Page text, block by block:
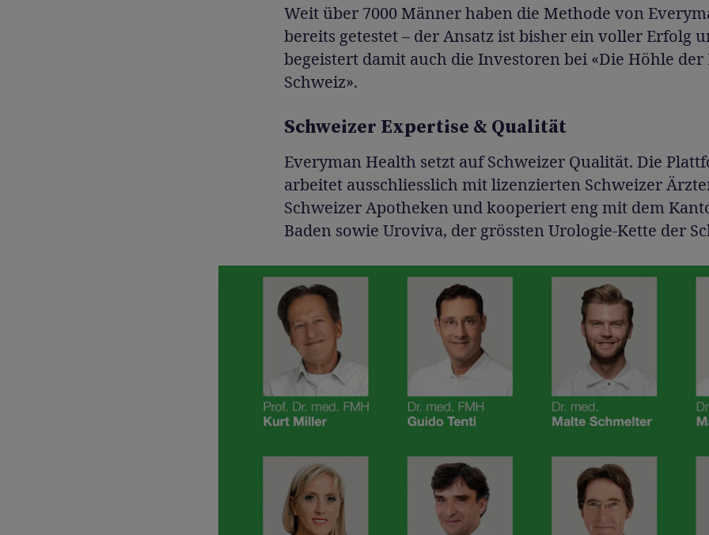
Weit über 7000 Männer haben die Methode von
bereits getestet – der Ansatz ist bisher ein voller Erfolg
begeistert damit auch die Investoren bei «Die Höhle der
Schweiz».
Schweizer Expertise & Qualität
Everyman Health setzt auf Schweizer Qualität. Die
arbeitet ausschliesslich mit lizenzierten Schweizer
Schweizer Apotheken und kooperiert eng mit dem
Baden sowie Uroviva, der grössten Urologie-Kette der